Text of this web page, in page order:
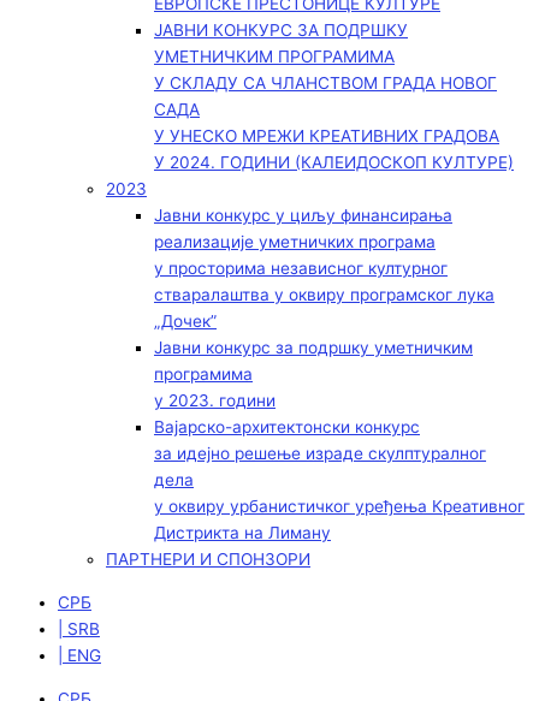
ЕВРОПСКЕ ПРЕСТОНИЦЕ КУЛТУРЕ
ЈАВНИ КОНКУРС ЗА ПОДРШКУ
УМЕТНИЧКИМ ПРОГРАМИМА
У СКЛАДУ СА ЧЛАНСТВОМ ГРАДА НОВОГ
САДА
У УНЕСКО МРЕЖИ КРЕАТИВНИХ ГРАДОВА
У 2024. ГОДИНИ (КАЛЕИДОСКОП КУЛТУРЕ)
2023
Јавни конкурс у циљу финансирања
реализације уметничких програма
у просторима независног културног
стваралаштва у оквиру програмског лука
„Дочек”
Јавни конкурс за подршку уметничким
програмима
у 2023. години
Вајарско-архитектонски конкурс
за идејно решење израде скулптуралног
дела
у оквиру урбанистичког уређења Креативног
Дистрикта на Лиману
ПАРТНЕРИ И СПОНЗОРИ
СРБ
| SRB
| ENG